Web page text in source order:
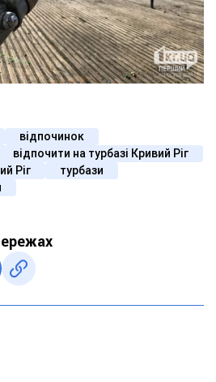
відпочинок
відпочити на турбазі Кривий Ріг
Ріг
турбази